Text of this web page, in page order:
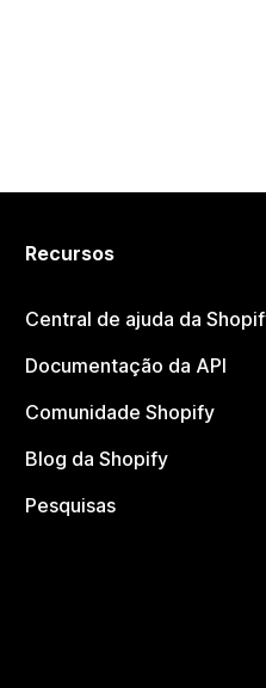
Recursos
Central de ajuda da
Documentação da API
Comunidade Shopify
Blog da Shopify
Pesquisas